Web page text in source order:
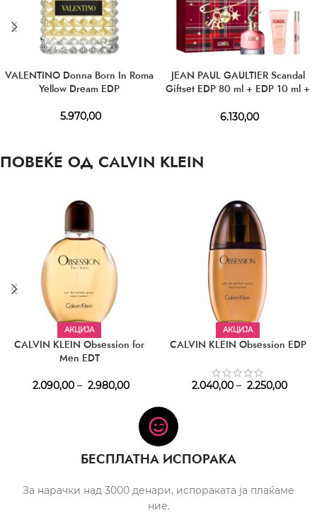
VALENTINO Donna Born In Roma
Yellow Dream EDP
5.970,00
JEAN PAUL GAULTIER Scandal
Giftset EDP 80 ml + EDP 10 ml +
6.130,00
ПОВЕЌЕ ОД CALVIN KLEIN
АКЦИЈА
CALVIN KLEIN Obsession for
Men EDT
2.090,00 – 2.980,00
АКЦИЈА
CALVIN KLEIN Obsession EDP
2.040,00 – 2.250,00
БЕСПЛАТНА ИСПОРАКА
За нарачки над 3000 денари, испораката ја плаќаме
ние.